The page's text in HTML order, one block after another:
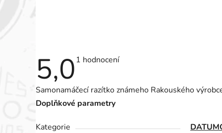
5,0 Průměrné
5,0
5
1 hodnocení
Samonamáčecí razítko známeho Rakouského
Doplňkové parametry
Kategorie